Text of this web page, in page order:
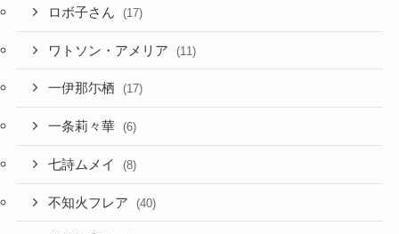
ロボ子さん (17)
ワトソン・アメリア (11)
一伊那尓栖 (17)
一条莉々華 (6)
七詩ムメイ (8)
不知火フレア (40)